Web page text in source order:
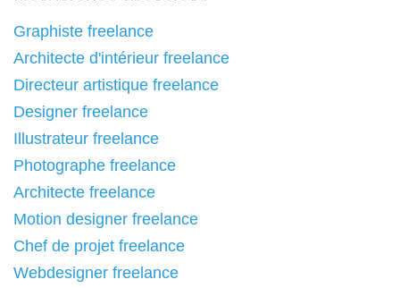
Graphiste freelance
Architecte d'intérieur freelance
Directeur artistique freelance
Designer freelance
Illustrateur freelance
Photographe freelance
Architecte freelance
Motion designer freelance
Chef de projet freelance
Webdesigner freelance